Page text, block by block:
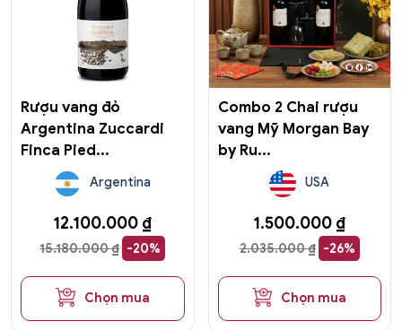
Rượu vang đỏ
Argentina Zuccardi
Finca Pied...
Argentina
15.180.000₫ -20%
12.100.000 ₫
Chọn mua
Combo 2 Chai rượu
vang Mỹ Morgan Bay
by Ru...
USA
2.035.000₫ -26%
1.500.000 ₫
Chọn mua